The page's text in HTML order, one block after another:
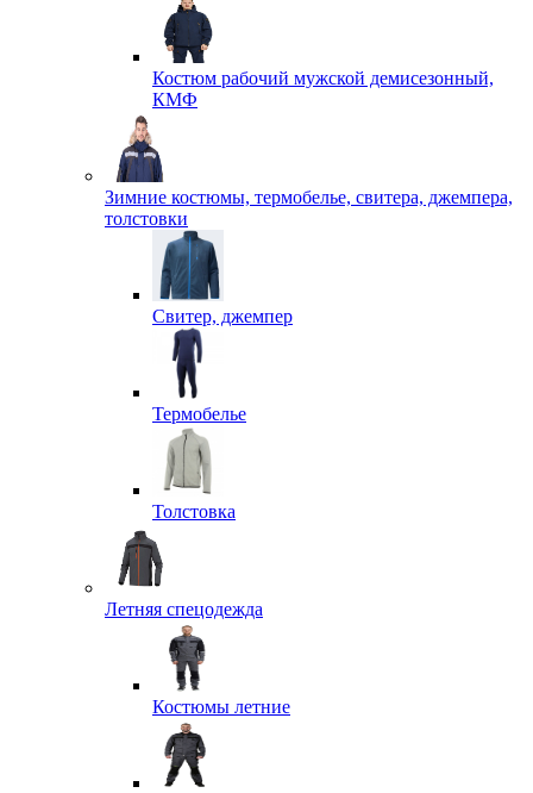
Костюм рабочий мужской демисезонный,
КМФ
Зимние костюмы, термобелье, свитера, джемпера,
толстовки
Свитер, джемпер
Термобелье
Толстовка
Летняя спецодежда
Костюмы летние